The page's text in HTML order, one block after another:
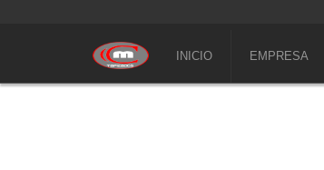
INICIO EMPRESA